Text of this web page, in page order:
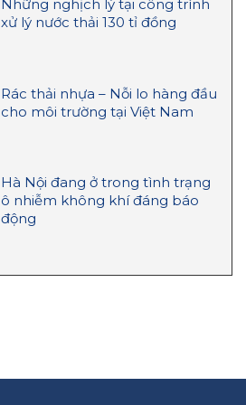
Những nghịch lý tại công trình
xử lý nước thải 130 tỉ đồng
Rác thải nhựa – Nỗi lo hàng đầu
cho môi trường tại Việt Nam
Hà Nội đang ở trong tình trạng
ô nhiễm không khí đáng báo
động